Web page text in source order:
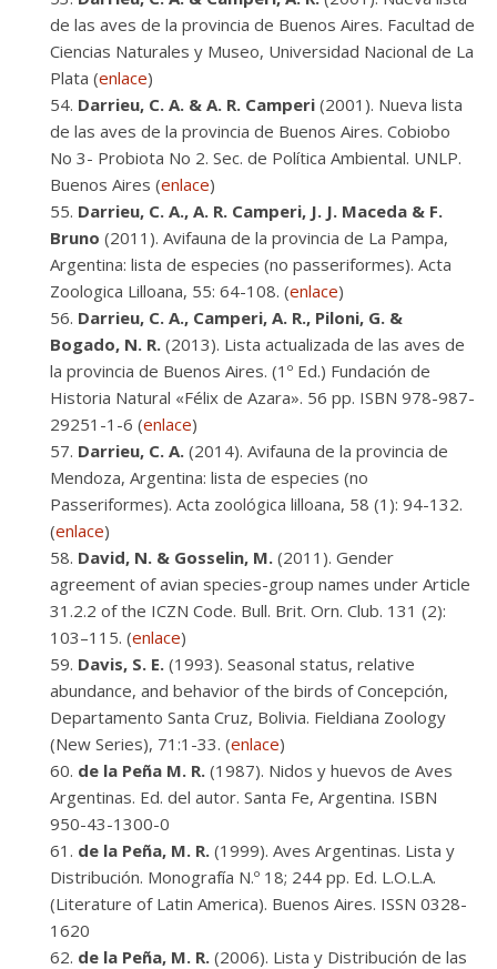
de las aves de la provincia de Buenos Aires. Facultad de
Ciencias Naturales y Museo, Universidad Nacional de La
Plata (enlace)
Darrieu, C. A. & A. R. Camperi (2001). Nueva lista
de las aves de la provincia de Buenos Aires. Cobiobo
No 3- Probiota No 2. Sec. de Política Ambiental. UNLP.
Buenos Aires (enlace)
Darrieu, C. A., A. R. Camperi, J. J. Maceda & F.
Bruno (2011). Avifauna de la provincia de La Pampa,
Argentina: lista de especies (no passeriformes). Acta
Zoologica Lilloana, 55: 64-108. (enlace)
Darrieu, C. A., Camperi, A. R., Piloni, G. &
Bogado, N. R. (2013). Lista actualizada de las aves de
la provincia de Buenos Aires. (1º Ed.) Fundación de
Historia Natural «Félix de Azara». 56 pp. ISBN 978-987-
29251-1-6 (enlace)
Darrieu, C. A. (2014). Avifauna de la provincia de
Mendoza, Argentina: lista de especies (no
Passeriformes). Acta zoológica lilloana, 58 (1): 94-132.
(enlace)
David, N. & Gosselin, M. (2011). Gender
agreement of avian species-group names under Article
31.2.2 of the ICZN Code. Bull. Brit. Orn. Club. 131 (2):
103–115. (enlace)
Davis, S. E. (1993). Seasonal status, relative
abundance, and behavior of the birds of Concepción,
Departamento Santa Cruz, Bolivia. Fieldiana Zoology
(New Series), 71:1-33. (enlace)
de la Peña M. R. (1987). Nidos y huevos de Aves
Argentinas. Ed. del autor. Santa Fe, Argentina. ISBN
950-43-1300-0
de la Peña, M. R. (1999). Aves Argentinas. Lista y
Distribución. Monografía N.º 18; 244 pp. Ed. L.O.L.A.
(Literature of Latin America). Buenos Aires. ISSN 0328-
1620
de la Peña, M. R. (2006). Lista y Distribución de las